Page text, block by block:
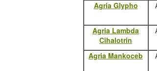
Agria Glypho
Agria Lambda
Cihalotrin
Agria Mankoceb